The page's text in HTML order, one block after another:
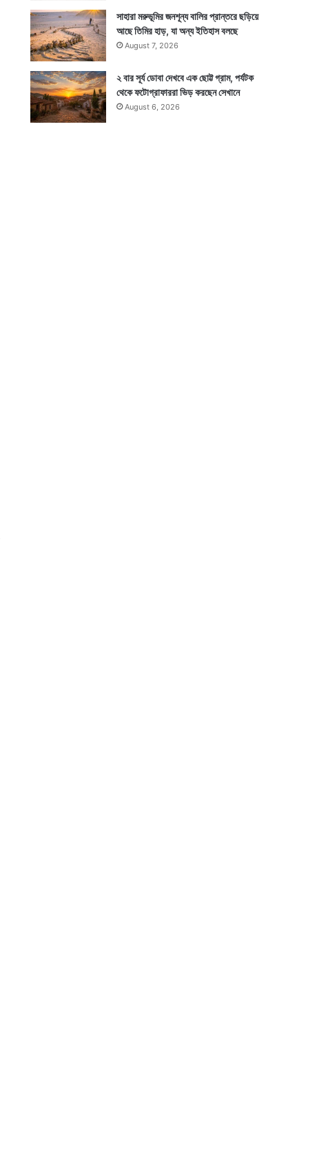
সাহারা মরুভূমির জনশূন্য বালির প্রান্তরে ছড়িয়ে
আছে তিমির হাড়, যা অন্য ইতিহাস বলছে
August 7, 2026
২ বার সূর্য ডোবা দেখবে এক ছোট্ট গ্রাম, পর্যটক
থেকে ফটোগ্রাফাররা ভিড় করছেন সেখানে
August 6, 2026